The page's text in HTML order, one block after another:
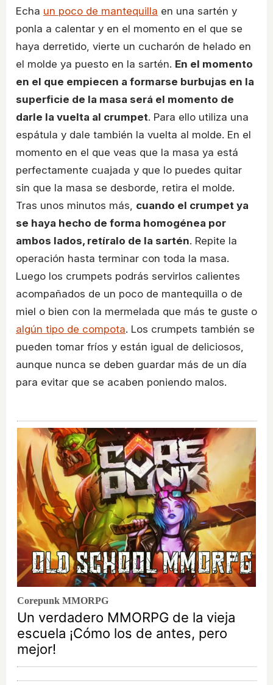
Echa un poco de mantequilla en una sartén y
ponla a calentar y en el momento en el que se
haya derretido, vierte un cucharón de helado en
el molde ya puesto en la sartén. En el momento
en el que empiecen a formarse burbujas en la
superficie de la masa será el momento de
darle la vuelta al crumpet. Para ello utiliza una
espátula y dale también la vuelta al molde. En el
momento en el que veas que la masa ya está
perfectamente cuajada y que lo puedes quitar
sin que la masa se desborde, retira el molde.
Tras unos minutos más, cuando el crumpet ya
se haya hecho de forma homogénea por
ambos lados, retíralo de la sartén. Repite la
operación hasta terminar con toda la masa.
Luego los crumpets podrás servirlos calientes
acompañados de un poco de mantequilla o de
miel o bien con la mermelada que más te guste o
algún tipo de compota. Los crumpets también se
pueden tomar fríos y están igual de deliciosos,
aunque nunca se deben guardar más de un día
para evitar que se acaben poniendo malos.
Corepunk MMORPG
Un verdadero MMORPG de la vieja
escuela ¡Cómo los de antes, pero
mejor!